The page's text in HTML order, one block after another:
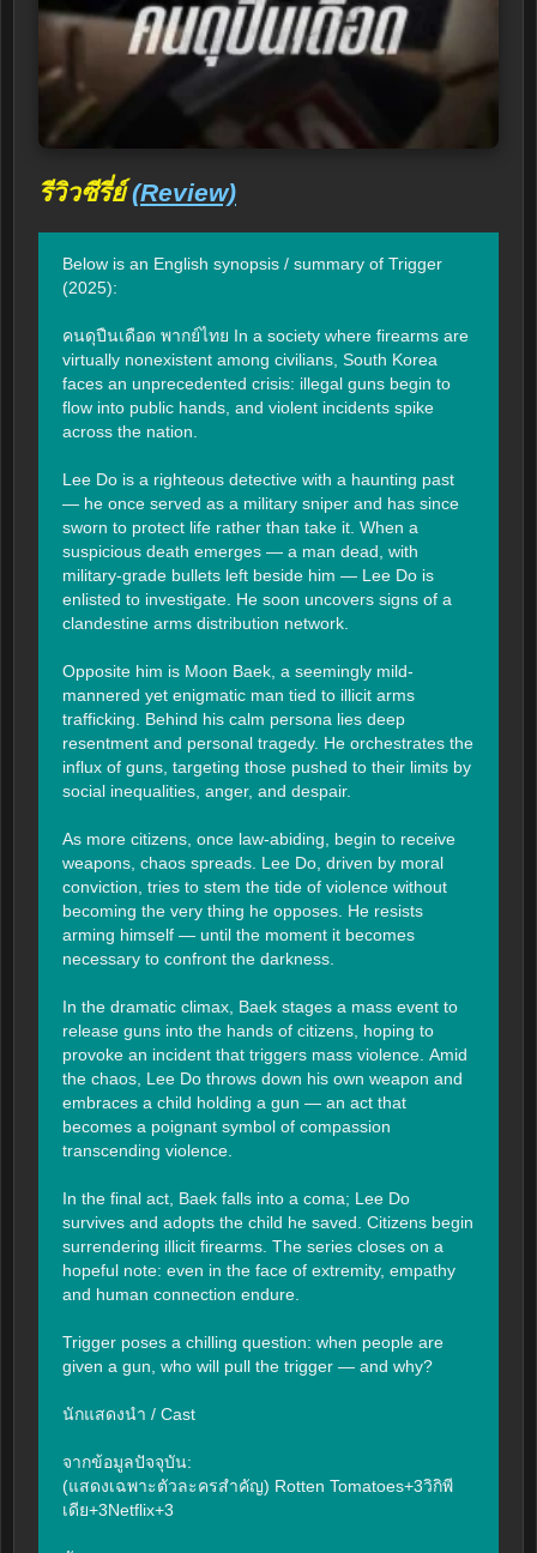
รีวิวซีรี่ย์(Review)
Below is an English synopsis / summary of Trigger
(2025):
คนดุปืนเดือด พากย์ไทย In a society where firearms are
virtually nonexistent among civilians, South Korea
faces an unprecedented crisis: illegal guns begin to
flow into public hands, and violent incidents spike
across the nation.
Lee Do is a righteous detective with a haunting past
— he once served as a military sniper and has since
sworn to protect life rather than take it. When a
suspicious death emerges — a man dead, with
military-grade bullets left beside him — Lee Do is
enlisted to investigate. He soon uncovers signs of a
clandestine arms distribution network.
Opposite him is Moon Baek, a seemingly mild-
mannered yet enigmatic man tied to illicit arms
trafficking. Behind his calm persona lies deep
resentment and personal tragedy. He orchestrates the
influx of guns, targeting those pushed to their limits by
social inequalities, anger, and despair.
As more citizens, once law-abiding, begin to receive
weapons, chaos spreads. Lee Do, driven by moral
conviction, tries to stem the tide of violence without
becoming the very thing he opposes. He resists
arming himself — until the moment it becomes
necessary to confront the darkness.
In the dramatic climax, Baek stages a mass event to
release guns into the hands of citizens, hoping to
provoke an incident that triggers mass violence. Amid
the chaos, Lee Do throws down his own weapon and
embraces a child holding a gun — an act that
becomes a poignant symbol of compassion
transcending violence.
In the final act, Baek falls into a coma; Lee Do
survives and adopts the child he saved. Citizens begin
surrendering illicit firearms. The series closes on a
hopeful note: even in the face of extremity, empathy
and human connection endure.
Trigger poses a chilling question: when people are
given a gun, who will pull the trigger — and why?
นักแสดงนำ / Cast
จากข้อมูลปัจจุบัน:
(แสดงเฉพาะตัวละครสำคัญ) Rotten Tomatoes+3วิกิพี
เดีย+3Netflix+3